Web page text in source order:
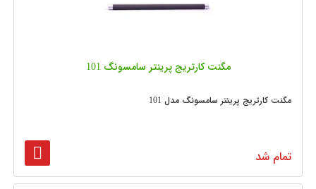
مگنت کارتریج پرینتر سامسونگ 101
مگنت کارتریج پرینتر سامسونگ مدل 101
تمام شد